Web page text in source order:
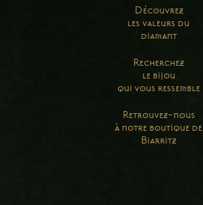
Découvrez
les valeurs du
diamant
Recherchez
le bijou
qui vous ressemble
Retrouvez-nous
à notre boutique de
Biarritz